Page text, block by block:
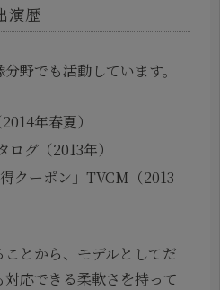
演歴
野でも活動しています。
年春夏）
グ（2013年）
クーポン」TVCM（2013
とから、モデルとしてだ
応できる柔軟さを持って